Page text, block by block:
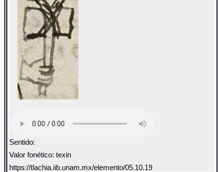
Sentido:
Valor fonético: texin
https://tlachia.iib.unam.mx/elemento/05.10.19